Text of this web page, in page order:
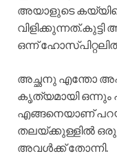
അയാളുടെ
ഒന്ന്
അച്ഛനു എന്തോ
കൃത്യമായി
എങ്ങനെയാണ്
തലയ്ക്കുള്ളിൽ
അവൾക്ക് തോന്നി.